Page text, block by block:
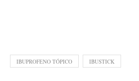
IBUPROFENO TÓPICO IBUSTICK